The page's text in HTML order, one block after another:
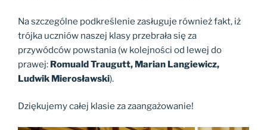
Na szczególne podkreślenie zasługuje również fakt, iż
trójka uczniów naszej klasy przebrała się za
przywódców powstania (w kolejności od lewej do
prawej: Romuald Traugutt, Marian Langiewicz,
Ludwik Mierosławski).
Dziękujemy całej klasie za zaangażowanie!